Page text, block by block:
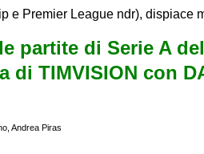
e Premier League ndr), dispiace
partite di Serie A
di TIMVISION con
Andrea Piras